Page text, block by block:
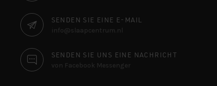
SENDEN SIE EINE E-MAIL
info@slaapcentrum.nl
SENDEN SIE UNS EINE NACHRICHT
von Facebook Messenger